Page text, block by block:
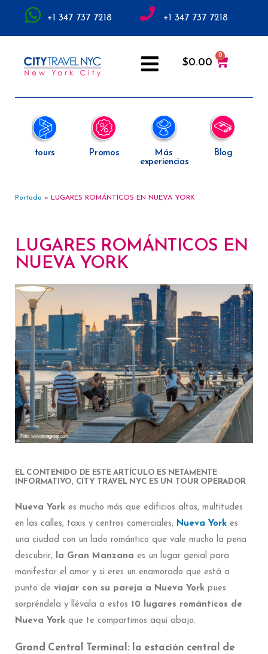
+1 347 737 7218 +1 347 737 7218
$0.00
tours Promos
Más
experiencias
Blog
Portada » LUGARES ROMÁNTICOS EN NUEVA YORK
LUGARES ROMÁNTICOS EN
NUEVA YORK
EL CONTENIDO DE ESTE ARTÍCULO ES NETAMENTE
INFORMATIVO, CITY TRAVEL NYC ES UN TOUR OPERADOR
Nueva York es mucho más que edificios altos, multitudes
en las calles, taxis y centros comerciales, Nueva York es
una ciudad con un lado romántico que vale mucho la pena
descubrir, la Gran Manzana es un lugar genial para
manifestar el amor y si eres un enamorado que está a
punto de viajar con su pareja a Nueva York pues
sorpréndela y llévala a estos 10 lugares románticos de
Nueva York que te compartimos aquí abajo.
Grand Central Terminal: la estación central de